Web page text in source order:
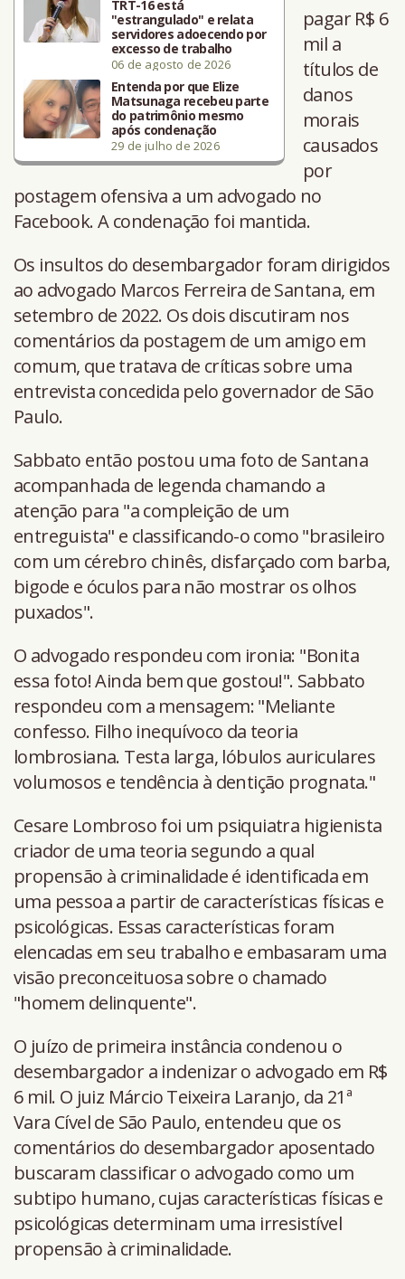
TRT-16 está
"estrangulado" e relata
servidores adoecendo por
excesso de trabalho
06 de agosto de 2026
Entenda por que Elize
Matsunaga recebeu parte
do patrimônio mesmo
após condenação
29 de julho de 2026
pagar R$ 6
mil a
títulos de
danos
morais
causados
por
postagem ofensiva a um advogado no
Facebook. A condenação foi mantida.
Os insultos do desembargador foram dirigidos
ao advogado Marcos Ferreira de Santana, em
setembro de 2022. Os dois discutiram nos
comentários da postagem de um amigo em
comum, que tratava de críticas sobre uma
entrevista concedida pelo governador de São
Paulo.
Sabbato então postou uma foto de Santana
acompanhada de legenda chamando a
atenção para "a compleição de um
entreguista" e classificando-o como "brasileiro
com um cérebro chinês, disfarçado com barba,
bigode e óculos para não mostrar os olhos
puxados".
O advogado respondeu com ironia: "Bonita
essa foto! Ainda bem que gostou!". Sabbato
respondeu com a mensagem: "Meliante
confesso. Filho inequívoco da teoria
lombrosiana. Testa larga, lóbulos auriculares
volumosos e tendência à dentição prognata."
Cesare Lombroso foi um psiquiatra higienista
criador de uma teoria segundo a qual
propensão à criminalidade é identificada em
uma pessoa a partir de características físicas e
psicológicas. Essas características foram
elencadas em seu trabalho e embasaram uma
visão preconceituosa sobre o chamado
"homem delinquente".
O juízo de primeira instância condenou o
desembargador a indenizar o advogado em R$
6 mil. O juiz Márcio Teixeira Laranjo, da 21ª
Vara Cível de São Paulo, entendeu que os
comentários do desembargador aposentado
buscaram classificar o advogado como um
subtipo humano, cujas características físicas e
psicológicas determinam uma irresistível
propensão à criminalidade.